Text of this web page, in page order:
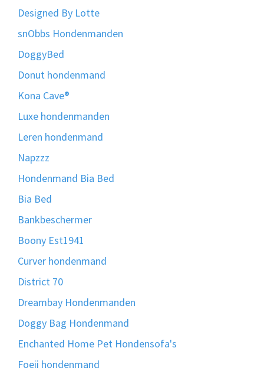
Designed By Lotte
snObbs Hondenmanden
DoggyBed
Donut hondenmand
Kona Cave®
Luxe hondenmanden
Leren hondenmand
Napzzz
Hondenmand Bia Bed
Bia Bed
Bankbeschermer
Boony Est1941
Curver hondenmand
District 70
Dreambay Hondenmanden
Doggy Bag Hondenmand
Enchanted Home Pet Hondensofa's
Foeii hondenmand